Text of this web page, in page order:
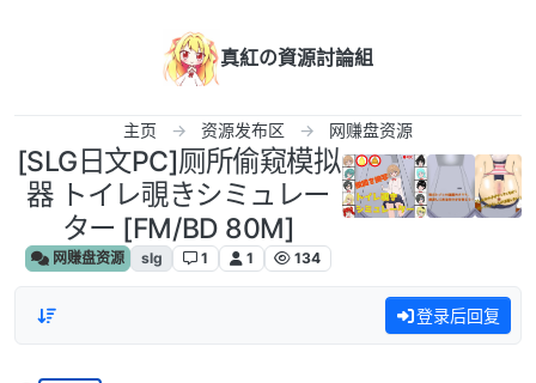
真紅の資源討論組
主页 资源发布区 网赚盘资源
[SLG日文PC]厕所偷窥模拟
器 トイレ覗きシミュレー
ター [FM/BD 80M]
网赚盘资源 slg 1 1 134
登录后回复